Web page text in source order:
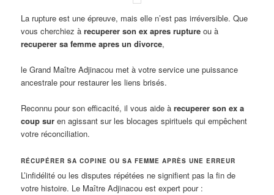
La rupture est une épreuve, mais elle n’est pas irréversible. Que
vous cherchiez àrecuperer son ex apres rupture ou à
recuperer sa femme apres un divorce,
le Grand Maître Adjinacou met à votre service une puissance
ancestrale pour restaurer les liens brisés.
Reconnu pour son efficacité, il vous aide àrecuperer son ex a
coup sur en agissant sur les blocages spirituels qui empêchent
votre réconciliation.
RÉCUPÉRER SA COPINE OU SA FEMME APRÈS UNE ERREUR
L’infidélité ou les disputes répétées ne signifient pas la fin de
votre histoire. Le Maître Adjinacou est expert pour :